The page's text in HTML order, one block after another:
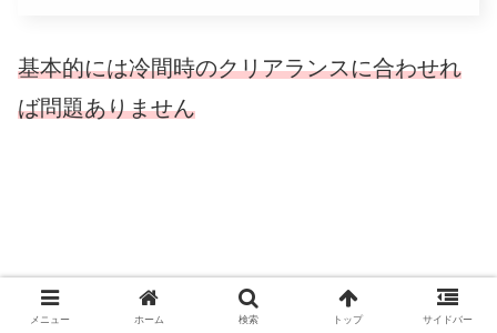
基本的には冷間時のクリアランスに合わせれ
ば問題ありません
メニュー ホーム 検索 トップ サイドバー